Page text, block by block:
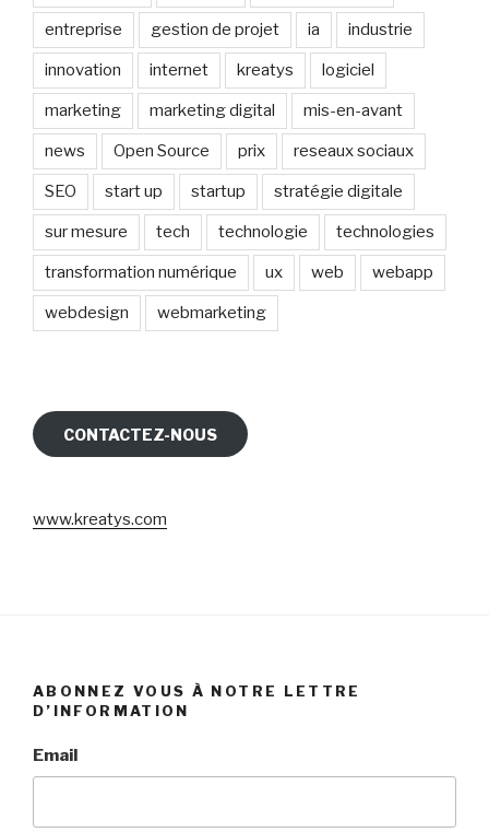
entreprise gestion de projet ia industrie
innovation internet kreatys logiciel
marketing marketing digital mis-en-avant
news Open Source prix reseaux sociaux
SEO start up startup stratégie digitale
sur mesure tech technologie technologies
transformation numérique ux web webapp
webdesign webmarketing
CONTACTEZ-NOUS
www.kreatys.com
ABONNEZ VOUS À NOTRE LETTRE
D’INFORMATION
Email